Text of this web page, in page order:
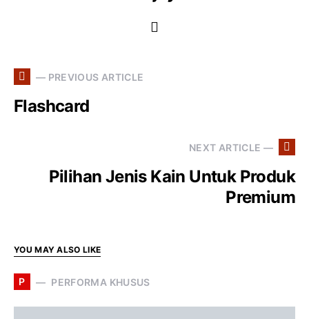
— PREVIOUS ARTICLE
Flashcard
NEXT ARTICLE —
Pilihan Jenis Kain Untuk Produk
Premium
YOU MAY ALSO LIKE
P PERFORMA KHUSUS